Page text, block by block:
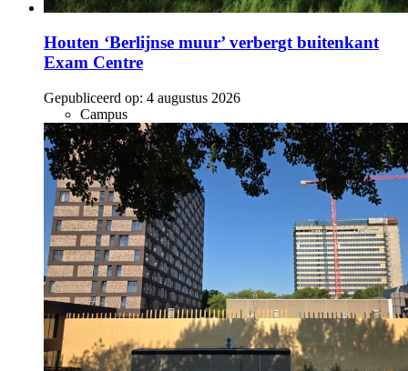
Houten ‘Berlijnse muur’ verbergt buitenkant
Exam Centre
Gepubliceerd op: 4 augustus 2026
Campus